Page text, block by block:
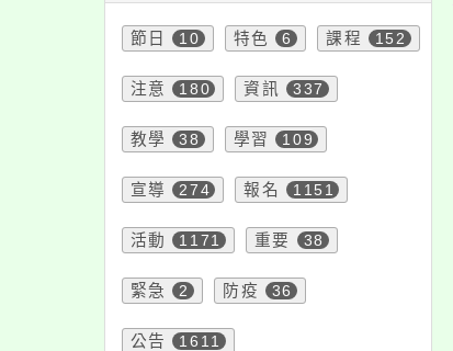
節日 10 特色 6 課程 152
注意 180 資訊 337
教學 38 學習 109
宣導 274 報名 1151
活動 1171 重要 38
緊急 2 防疫 36
公告 1611